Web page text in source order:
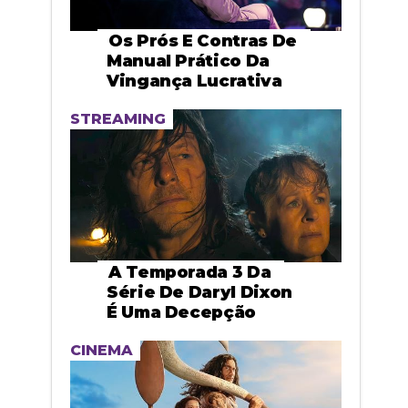
Os Prós E Contras De
Manual Prático Da
Vingança Lucrativa
STREAMING
A Temporada 3 Da
Série De Daryl Dixon
É Uma Decepção
CINEMA